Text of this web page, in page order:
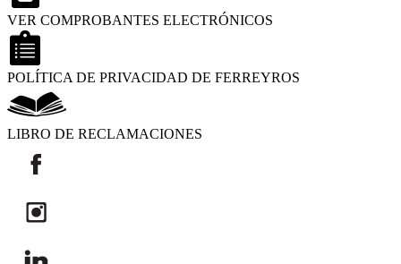
VER COMPROBANTES ELECTRÓNICOS
POLÍTICA DE PRIVACIDAD DE FERREYROS
LIBRO DE RECLAMACIONES